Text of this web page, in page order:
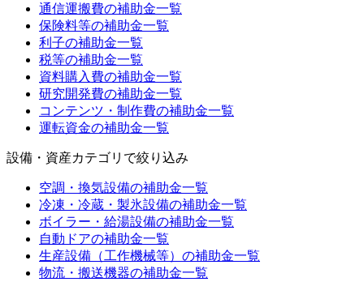
通信運搬費の補助金一覧
保険料等の補助金一覧
利子の補助金一覧
税等の補助金一覧
資料購入費の補助金一覧
研究開発費の補助金一覧
コンテンツ・制作費の補助金一覧
運転資金の補助金一覧
設備・資産カテゴリ で絞り込み
空調・換気設備の補助金一覧
冷凍・冷蔵・製氷設備の補助金一覧
ボイラー・給湯設備の補助金一覧
自動ドアの補助金一覧
生産設備（工作機械等） の補助金一覧
物流・搬送機器の補助金一覧